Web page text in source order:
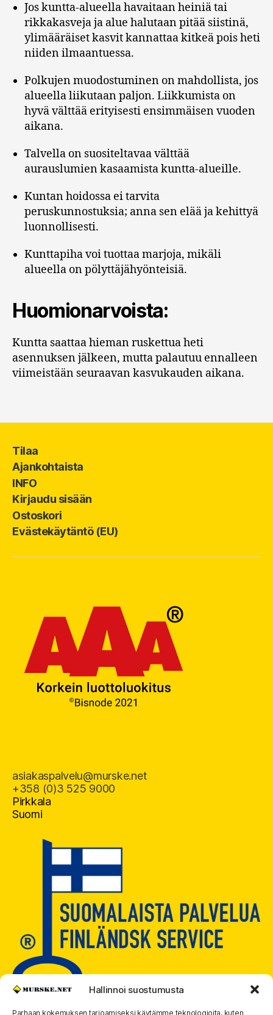
Hallinnoi suostumusta
Parhaan kokemuksen tarjoamiseksi käytämme teknologioita, kuten
Jos kuntta-alueella havaitaan heiniä tai
rikkakasveja ja alue halutaan pitää siistinä,
ylimääräiset kasvit kannattaa kitkeä pois heti
niiden ilmaantuessa.
Polkujen muodostuminen on mahdollista, jos
alueella liikutaan paljon. Liikkumista on
hyvä välttää erityisesti ensimmäisen vuoden
aikana.
Talvella on suositeltavaa välttää
aurauslumien kasaamista kuntta-alueille.
Kuntan hoidossa ei tarvita
peruskunnostuksia; anna sen elää ja kehittyä
luonnollisesti.
Kunttapiha voi tuottaa marjoja, mikäli
alueella on pölyttäjähyönteisiä.
Huomionarvoista:
Kuntta saattaa hieman ruskettua heti
asennuksen jälkeen, mutta palautuu ennalleen
viimeistään seuraavan kasvukauden aikana.
Tilaa
Ajankohtaista
INFO
Kirjaudu sisään
Ostoskori
Evästekäytäntö (EU)
asiakaspalvelu@murske.net
+358 (0)3 525 9000
Pirkkala
Suomi